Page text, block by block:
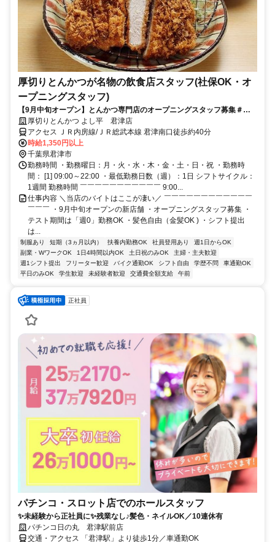
厚切りとんかつが名物の飲食店スタッフ(社保OK・オ
ープニングスタッフ)
【9月中旬オープン】とんかつ専門店のオープニングスタッフ募集＃社
保・駐車場完備＃車・バイク通勤OK＃派手髪も可能！
厚切りとんかつ よし平 君津店
アクセス ＪＲ内房線/ＪＲ総武本線 君津南口徒歩約40分
時給1,350円以上
千葉県君津市
勤務時間 ・勤務曜日：月・火・水・木・金・土・日・祝 ・勤務時
間： [1] 09:00～22:00 ・最低勤務日数（週）：1日 シフトサイクル：
1週間 勤務時間 ￣￣￣￣￣￣￣￣￣￣￣ 9:00...
仕事内容 ＼当店のバイトはここが凄い／ ￣￣￣￣￣￣￣￣￣￣￣￣
￣￣￣ ・9月中旬オープンの新店舗 ・オープニングスタッフ募集 ・
テスト期間は「週0」勤務OK ・髪色自由（金髪OK ) ・シフト提出
は...
制服あり 短期（3ヵ月以内） 扶養内勤務OK 社員登用あり
週1日からOK
副業・WワークOK
1日4時間以内OK 土日祝のみOK
主婦・主夫歓迎
週1シフト提出
フリーター歓迎 バイク通勤OK シフト自由 学歴不問
車通勤OK
平日のみOK
学生歓迎 未経験者歓迎 交通費全額支給 午前
正社員
パチンコ・スロット店でのホールスタッフ
✨未経験から正社員に✨残業なし♪髪色・ネイルOK／10連休有
パチンコ日の丸 君津駅前店
交通・アクセス 「君津駅」より徒歩1分／車通勤OK